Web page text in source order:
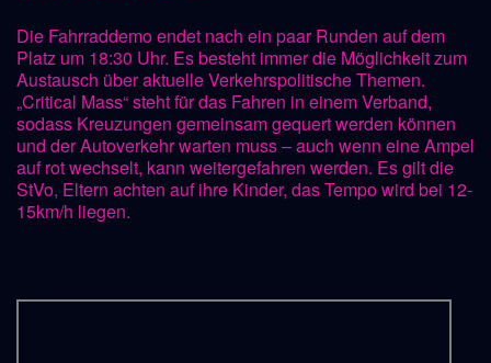
Die Fahrraddemo endet nach ein paar Runden auf dem
Platz um 18:30 Uhr. Es besteht immer die Möglichkeit zum
Austausch über aktuelle Verkehrspolitische Themen.
„Critical Mass“ steht für das Fahren in einem Verband,
sodass Kreuzungen gemeinsam gequert werden können
und der Autoverkehr warten muss – auch wenn eine Ampel
auf rot wechselt, kann weitergefahren werden. Es gilt die
StVo, Eltern achten auf ihre Kinder, das Tempo wird bei 12-
15km/h liegen.